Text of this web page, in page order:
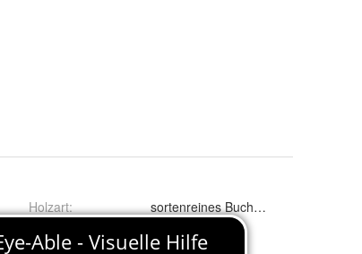
Holzart:
sortenreines Buchenholz.